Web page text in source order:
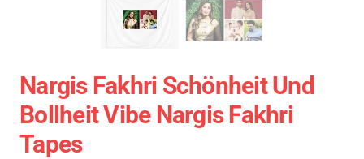
Nargis Fakhri Schönheit Und
Bollheit Vibe Nargis Fakhri
Tapes